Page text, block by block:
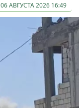
06 АВГУСТА 2026 16:49